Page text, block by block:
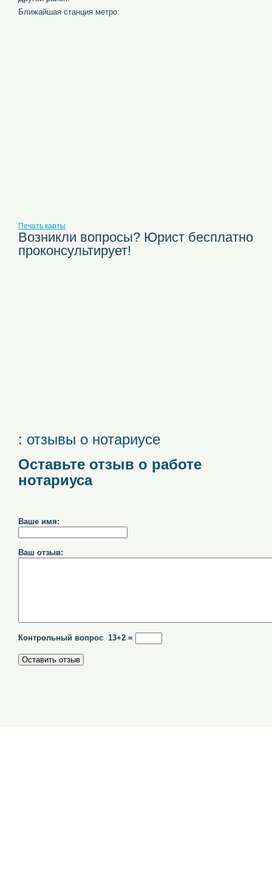
Ближайшая станция метро:
Печать карты
Возникли вопросы? Юрист бесплатно
проконсультирует!
: отзывы о нотариусе
Оставьте отзыв о работе
нотариуса
Ваше имя:
Ваш отзыв:
Контрольный вопрос 13+2 =